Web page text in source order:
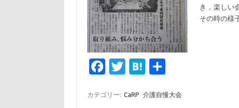
き，楽しい
その時の様
Fa
e
T
it
H
e
カテゴリー: CaRP 介護自慢大会